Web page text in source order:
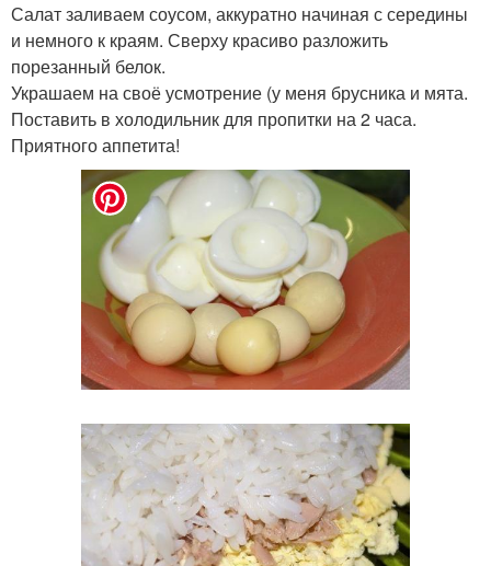
Салат заливаем соусом, аккуратно начиная с середины
и немного к краям. Сверху красиво разложить
порезанный белок.
Украшаем на своё усмотрение (у меня брусника и мята.
Поставить в холодильник для пропитки на 2 часа.
Приятного аппетита!